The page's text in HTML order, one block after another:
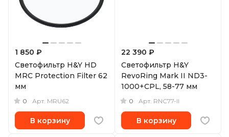
1 850 ₽
Светофильтр H&Y HD
MRC Protection Filter 62
мм
0 Арт. MRU62
В корзину
22 390 ₽
Светофильтр H&Y
RevoRing Mark II ND3-
1000+CPL, 58-77 мм
0 Арт. RNC77-II
В корзину